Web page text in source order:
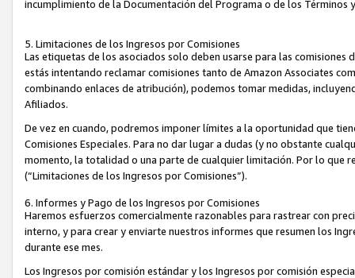
incumplimiento de la Documentación del Programa o de los Términos
5. Limitaciones de los Ingresos por Comisiones
Las etiquetas de los asociados solo deben usarse para las
estás intentando reclamar comisiones tanto de Amazon Associates
combinando enlaces de atribución), podemos tomar medidas,
Afiliados.
De vez en cuando, podremos imponer límites a la oportunidad que
Comisiones Especiales. Para no dar lugar a dudas (y no obstante
momento, la totalidad o una parte de cualquier limitación. Por lo que
(“Limitaciones de los Ingresos por Comisiones”).
6. Informes y Pago de los Ingresos por Comisiones
Haremos esfuerzos comercialmente razonables para rastrear con
interno, y para crear y enviarte nuestros informes que resumen los
durante ese mes.
Los Ingresos por comisión estándar y los Ingresos por comisión